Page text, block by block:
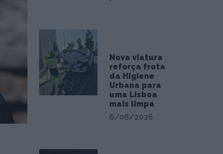
Nova viatura
reforça frota
da Higiene
Urbana para
uma Lisboa
mais limpa
6/08/2026